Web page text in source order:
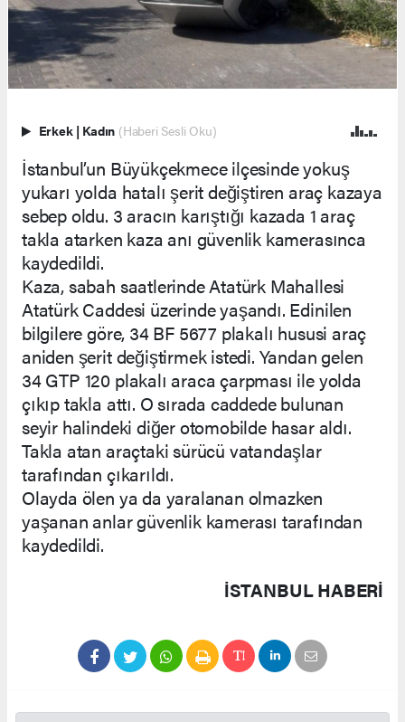
Erkek | Kadın (Haberi Sesli Oku)
İstanbul’un Büyükçekmece ilçesinde yokuş
yukarı yolda hatalı şerit değiştiren araç kazaya
sebep oldu. 3 aracın karıştığı kazada 1 araç
takla atarken kaza anı güvenlik kamerasınca
kaydedildi.
Kaza, sabah saatlerinde Atatürk Mahallesi
Atatürk Caddesi üzerinde yaşandı. Edinilen
bilgilere göre, 34 BF 5677 plakalı hususi araç
aniden şerit değiştirmek istedi. Yandan gelen
34 GTP 120 plakalı araca çarpması ile yolda
çıkıp takla attı. O sırada caddede bulunan
seyir halindeki diğer otomobilde hasar aldı.
Takla atan araçtaki sürücü vatandaşlar
tarafından çıkarıldı.
Olayda ölen ya da yaralanan olmazken
yaşanan anlar güvenlik kamerası tarafından
kaydedildi.
İSTANBUL HABERİ